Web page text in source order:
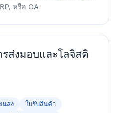
หรือ OA
ส่งมอบและโลจิสติ
ส่ง
ใบรับสินค้า